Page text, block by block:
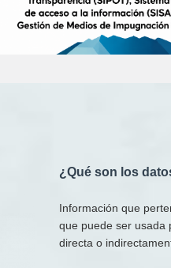
¿Qué son los
Información que
que puede ser usada
directa o